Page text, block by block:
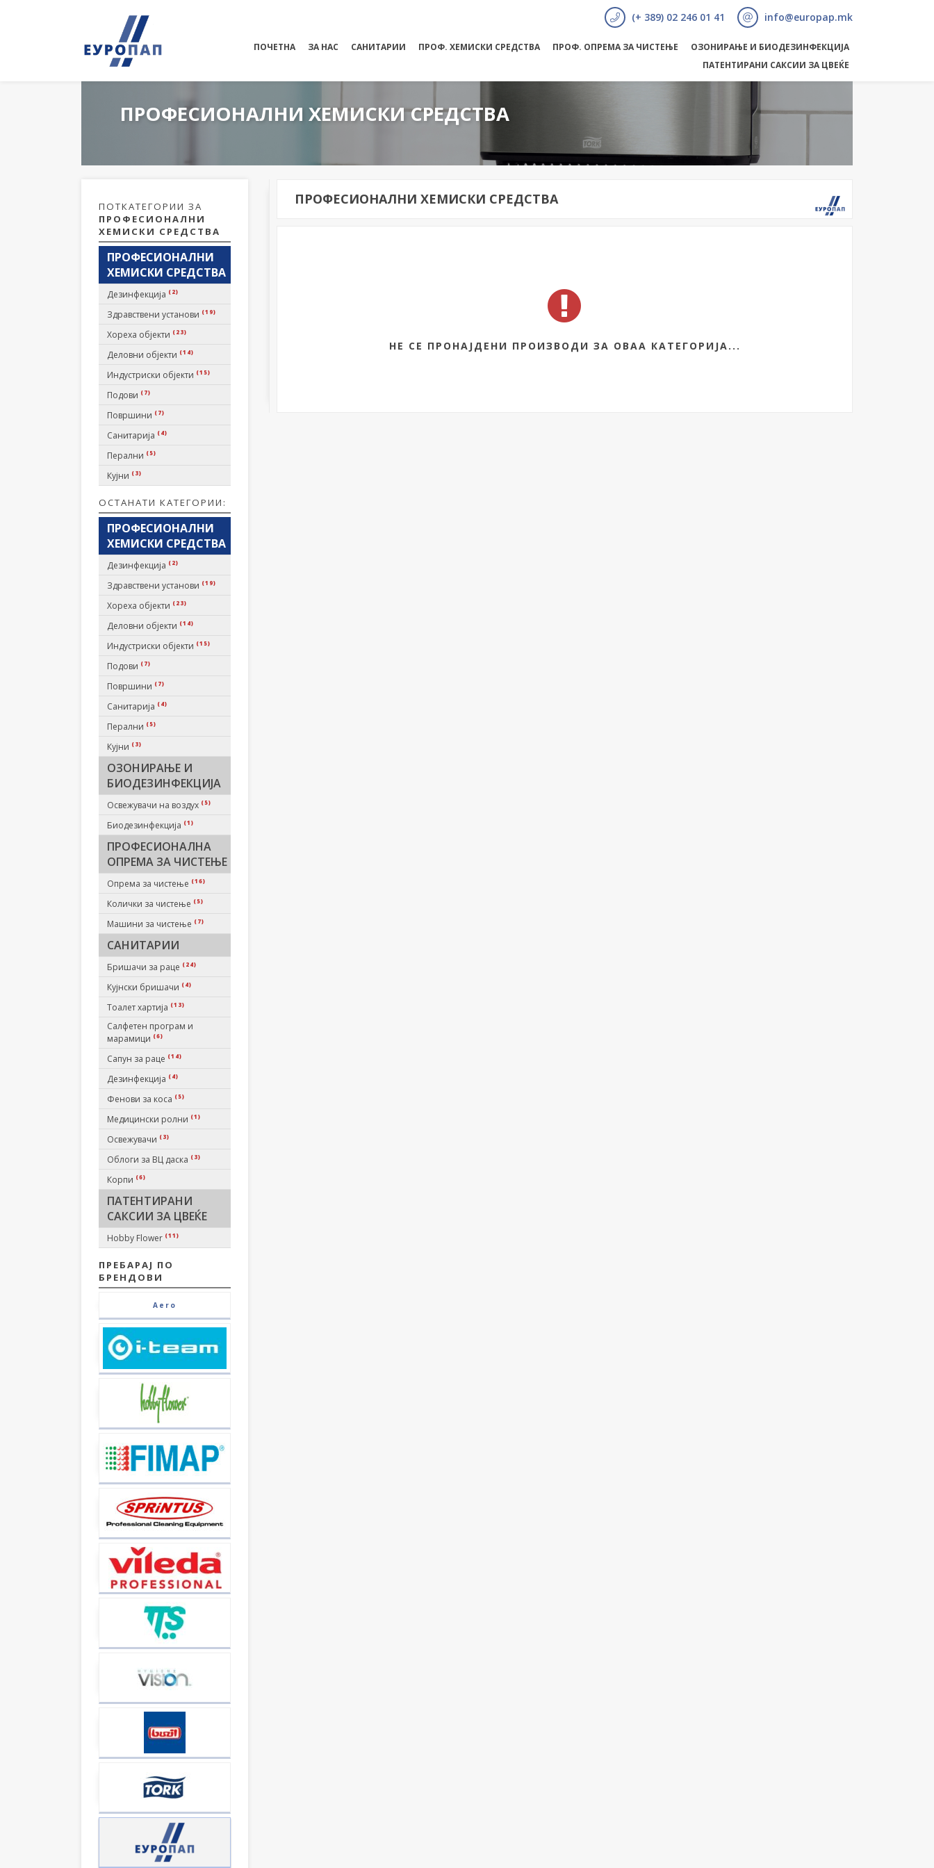
(+ 389) 02 246 01 41 info@europap.mk
ПОЧЕТНА ЗА НАС САНИТАРИИ ПРОФ. ХЕМИСКИ СРЕДСТВА ПРОФ. ОПРЕМА ЗА ЧИСТЕЊЕ
ОЗОНИРАЊЕ И БИОДЕЗИНФЕКЦИЈА
ПАТЕНТИРАНИ САКСИИ ЗА ЦВЕЌЕ
ПРОФЕСИОНАЛНИ ХЕМИСКИ СРЕДСТВА
ПОТКАТЕГОРИИ ЗА
ПРОФЕСИОНАЛНИ
ХЕМИСКИ СРЕДСТВА
ПРОФЕСИОНАЛНИ
ХЕМИСКИ СРЕДСТВА
Дезинфекција (2)
Здравствени установи (19)
Хореха објекти (23)
Деловни објекти (14)
Индустриски објекти (15)
Подови (7)
Површини (7)
Санитарија (4)
Перални (5)
Кујни (3)
ОСТАНАТИ КАТЕГОРИИ:
ПРОФЕСИОНАЛНИ
ХЕМИСКИ СРЕДСТВА
Дезинфекција (2)
Здравствени установи (19)
Хореха објекти (23)
Деловни објекти (14)
Индустриски објекти (15)
Подови (7)
Површини (7)
Санитарија (4)
Перални (5)
Кујни (3)
ОЗОНИРАЊЕ И
БИОДЕЗИНФЕКЦИЈА
Освежувачи на воздух (5)
Биодезинфекција (1)
ПРОФЕСИОНАЛНА
ОПРЕМА ЗА ЧИСТЕЊЕ
Опрема за чистење (16)
Колички за чистење (5)
Машини за чистење (7)
САНИТАРИИ
Бришачи за раце (24)
Кујнски бришачи (4)
Тоалет хартија (13)
Салфетен програм и
марамици (6)
Сапун за раце (14)
Дезинфекција (4)
Фенови за коса (5)
Медицински ролни (1)
Освежувачи (3)
Облоги за ВЦ даска (3)
Корпи (6)
ПАТЕНТИРАНИ
САКСИИ ЗА ЦВЕЌЕ
Hobby Flower (11)
ПРЕБАРАЈ ПО
БРЕНДОВИ
Aero
ПРОФЕСИОНАЛНИ ХЕМИСКИ СРЕДСТВА
НЕ СЕ ПРОНАЈДЕНИ ПРОИЗВОДИ ЗА ОВАА КАТЕГОРИЈА...